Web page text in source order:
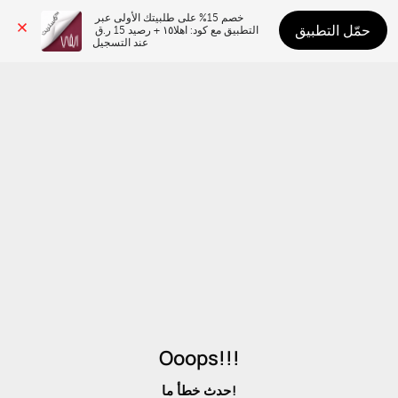
عند التسجيل
حمّل التطبيق
Ooops!!!
حدث خطأ ما!